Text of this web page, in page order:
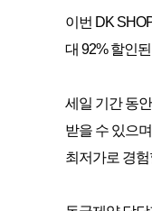
이번 DK
대 92% 할인
세일 기간 동
받을 수 있으
최저가로 경